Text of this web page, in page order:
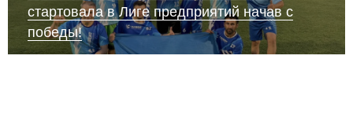
стартовала в Лиге предприятий начав с
победы!